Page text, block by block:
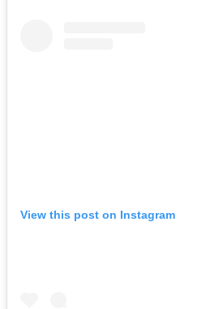
View this post on Instagram